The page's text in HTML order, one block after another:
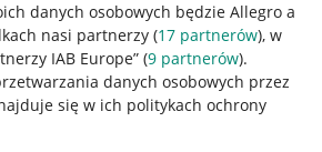
danych osobowych będzie Allegro a
nasi partnerzy (17 partnerów), w
IAB Europe” (9 partnerów).
danych osobowych przez
się w ich politykach ochrony